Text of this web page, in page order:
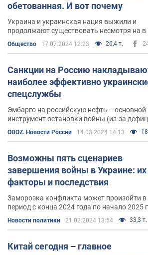
обетованная. И вот почему
Украина и украинская нация выжили и
продолжают существовать несмотря на в
превосходящие силы противника. И не 72
не 2,5 года не сломали нас
Общество 17.07.2024 12:23 26,4 т.
Санкции на Россию
наиболее эффективно
спецслужбы
Эмбарго на российскую нефть – основной
инструмент остановки войны (из-за
OBOZ. Новости России 14.03.2024 14:13
Возможны пять сценариев
завершения войны в Украине: их
факторы и последствия
Заморозка конфликта может произойти в
период с конца 2024 года по начало 2025
Или победа Украины при наличии
факторов – на 2027 год
Новости политики 21.02.2024 13:54 33,3 т.
Китай сегодня – главное